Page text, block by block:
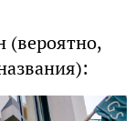
(вероятно,